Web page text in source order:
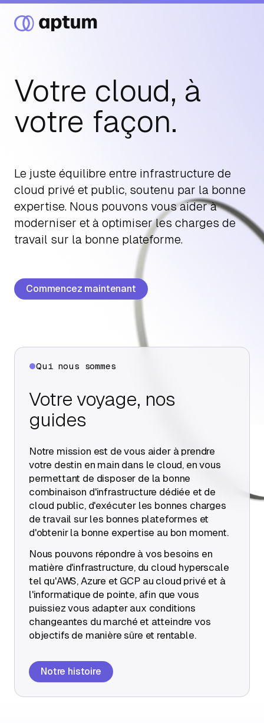
Ce que nous faisons
Ressources
Événements
À propos
Votre cloud, à
votre façon.
Le juste équilibre entre infrastructure de
cloud privé et public, soutenu par la bonne
expertise. Nous pouvons vous aider à
moderniser et à optimiser les charges de
travail sur la bonne plateforme.
Commencez maintenant
Qui nous sommes
Votre voyage, nos
guides
Notre mission est de vous aider à prendre
votre destin en main dans le cloud, en vous
permettant de disposer de la bonne
combinaison d'infrastructure dédiée et de
cloud public, d'exécuter les bonnes charges
de travail sur les bonnes plateformes et
d'obtenir la bonne expertise au bon moment.
Nous pouvons répondre à vos besoins en
matière d'infrastructure, du cloud hyperscale
tel qu'AWS, Azure et GCP au cloud privé et à
l'informatique de pointe, afin que vous
puissiez vous adapter aux conditions
changeantes du marché et atteindre vos
objectifs de manière sûre et rentable.
Notre histoire